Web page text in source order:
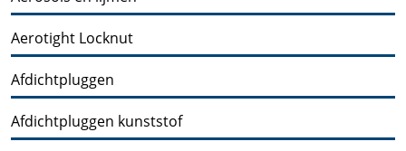
Aerotight Locknut
Afdichtpluggen
Afdichtpluggen kunststof